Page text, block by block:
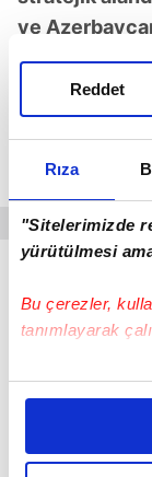
Rıza
"Sitelerimizde
yürütülmesi
Bu çerezler,
tanımlayarak
Bu çerezlere
daha iyi reklam
amacımızın
Reddet
ve
hazırlanması
Kadim
ebedi